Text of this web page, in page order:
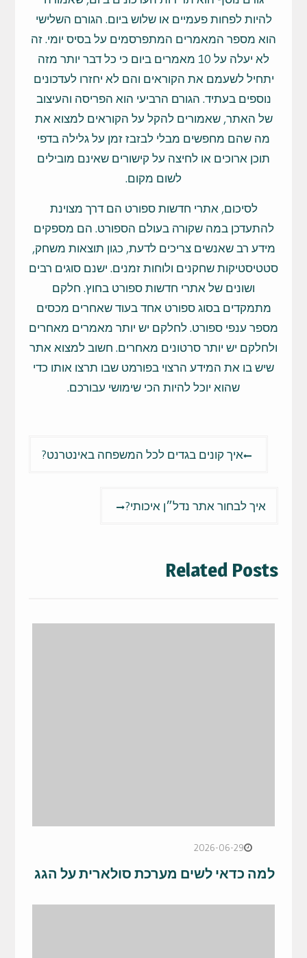
להיות לפחות פעמיים או שלוש ביום. הגורם השלישי
הוא מספר המאמרים המתפרסמים על בסיס יומי. זה
לא יעלה על 10 מאמרים ביום כי כל דבר יותר מזה
יתחיל לשעמם את הקוראים והם לא יחזרו לעדכונים
נוספים בעתיד. הגורם הרביעי הוא הפריסה והעיצוב
של האתר, שאמורים להקל על הקוראים למצוא את
מה שהם מחפשים מבלי לבזבז זמן על גלילה בדפי
תוכן ארוכים או לחיצה על קישורים שאינם מובילים
לשום מקום.
לסיכום, אתרי חדשות ספורט הם דרך מצוינת
להתעדכן במה שקורה בעולם הספורט. הם מספקים
מידע רב שאנשים צריכים לדעת, כגון תוצאות משחק,
סטטיסטיקות שחקנים ולוחות זמנים. ישנם סוגים רבים
ושונים של אתרי חדשות ספורט בחוץ. חלקם
מתמקדים בסוג ספורט אחד בעוד שאחרים מכסים
מספר ענפי ספורט. לחלקם יש יותר מאמרים מאחרים
ולחלקם יש יותר סרטונים מאחרים. חשוב למצוא אתר
שיש בו את המידע הרצוי בפורמט שבו תרצו אותו כדי
שהוא יוכל להיות הכי שימושי עבורכם.
איך קונים בגדים לכל המשפחה באינטרנט?
איך לבחור אתר נדל״ן איכותי?
Related Posts
2026-06-29
למה כדאי לשים מערכת סולארית על הגג